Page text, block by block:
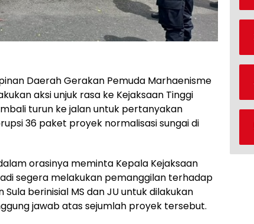
Daerah Gerakan Pemuda Marhaenisme
aksi unjuk rasa ke Kejaksaan Tinggi
turun ke jalan untuk pertanyakan
36 paket proyek normalisasi sungai di
orasinya meminta Kepala Kejaksaan
segera melakukan pemanggilan terhadap
berinisial MS dan JU untuk dilakukan
jawab atas sejumlah proyek tersebut.